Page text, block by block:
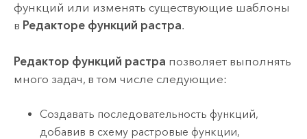
функций или изменять существующие шаблоны
в Редакторе функций растра.
Редактор функций растра позволяет выполнять
много задач, в том числе следующие:
Создавать последовательность функций,
добавив в схему растровые функции,